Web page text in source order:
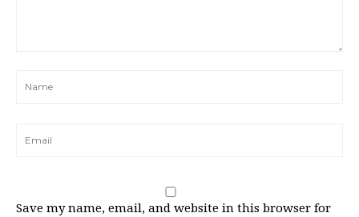
Save my name, email, and website in this browser for